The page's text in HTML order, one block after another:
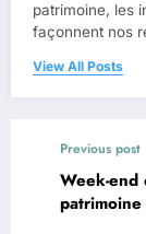
patrimoine, les
façonnent nos
View All Posts
Previous post
Week-end
patrimoine